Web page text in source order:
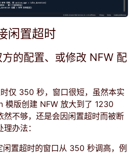
闲置超时
的配置、或修改 NFW 配
仅 350 秒，窗口很短，虽然本实
版创建 NFW 放大到了 1230
然不够，还是会因闲置超时而被断
办法：
闲置超时的窗口从 350 秒调高，例